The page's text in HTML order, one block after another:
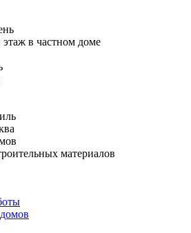
в частном доме
материалов